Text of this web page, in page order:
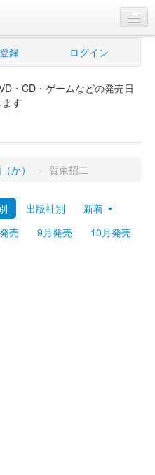
録 ログイン
・CD・ゲームなどの発売日
す
か） > 賀東招二
出版社別
新着
売 9月発売 10月発売